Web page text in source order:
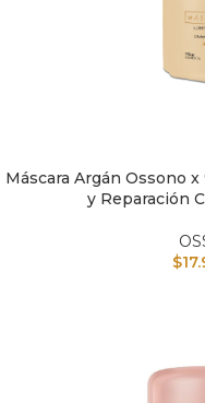
AÑADIR AL CARRITO
Máscara Argán Ossono
y Reparación
$